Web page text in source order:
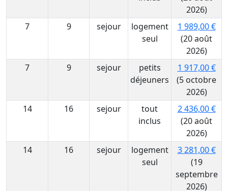
2026)
7
9 sejour
logement
seul
1 989,00 €
(20 août
2026)
7
9 sejour
petits
déjeuners
1 917,00 €
(5 octobre
2026)
14
16 sejour
tout
inclus
2 436,00 €
(20 août
2026)
14
16 sejour
logement
seul
3 281,00 €
(19
septembre
2026)